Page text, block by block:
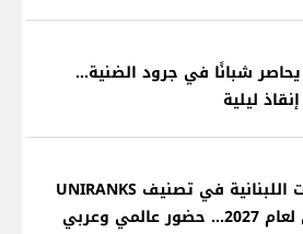
شبانًا في جرود الضنية...
ليلية
الجامعات اللبنانية في تصنيف UNIRANKS
عالمي وعربي